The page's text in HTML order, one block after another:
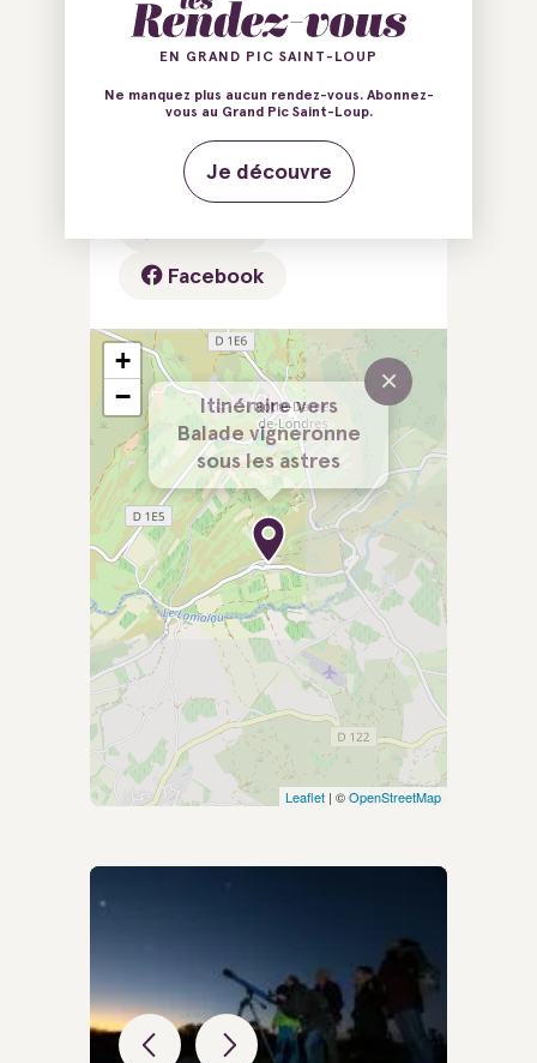
Rue du Cros
Hameau de Biranques
Londres
E-mail Tél.
Facebook
Itinéraire vers
Balade vigneronne
sous les astres
×
+
−
Leaflet | ©OpenStreetMap
EN GRAND PIC SAINT-LOUP
Ne manquez plus aucun rendez-vous. Abonnez-
vous au Grand Pic Saint-Loup.
Je découvre